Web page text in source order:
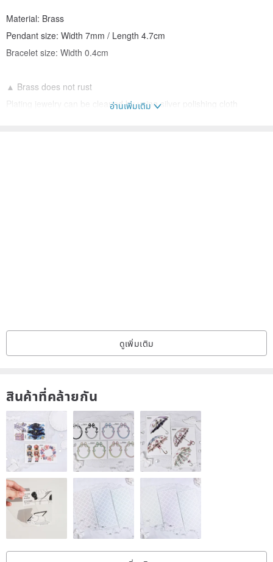
Material: Brass
Pendant size: Width 7mm / Length 4.7cm
Bracelet size: Width 0.4cm
▲ Brass does not rust
Plating jewelry can be cleaned by using silver polishing cloth
อ่านเพิ่มเติม
ดูเพิ่มเติม
สินค้าที่คล้ายกัน